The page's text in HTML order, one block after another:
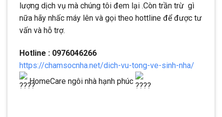
lượng dịch vụ mà chúng tôi đem lại .Còn trần trừ gì
nữa hãy nhấc máy lên và gọi theo hottline để được tư
vấn và hỗ trợ.
Hotline : 0976046266
https://chamsocnha.net/dich-vu-tong-ve-sinh-nha/
HomeCare ngôi nhà hạnh phúc